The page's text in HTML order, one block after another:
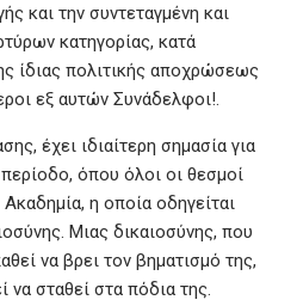
και την συντεταγμένη και
κατηγορίας, κατά
ίδιας πολιτικής αποχρώσεως
εξ αυτών Συνάδελφοι!.
έχει ιδιαίτερη σημασία για
όπου όλοι οι θεσμοί
η οποία οδηγείται
Μιας δικαιοσύνης, που
να βρει τον βηματισμό της,
σταθεί στα πόδια της.